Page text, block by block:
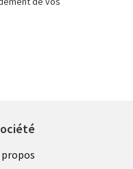
propos